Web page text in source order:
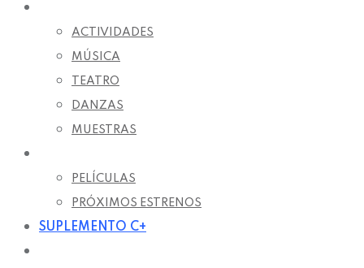
ACTIVIDADES
MÚSICA
TEATRO
DANZAS
MUESTRAS
PELÍCULAS
PRÓXIMOS ESTRENOS
SUPLEMENTO C+